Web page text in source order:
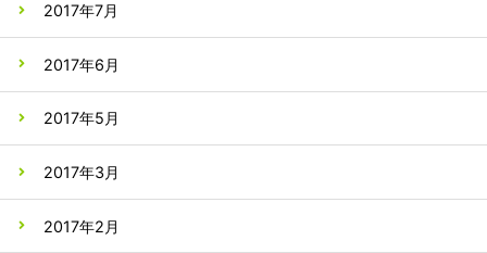
2017年7月
2017年6月
2017年5月
2017年3月
2017年2月